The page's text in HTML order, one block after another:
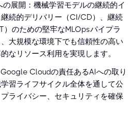
展開：機械学習モデルの継続的イ
続的デリバリー（CI/CD）、継続
）のための堅牢なMLOpsパイプラ
大規模な環境下でも信頼性の高い
なリソース利用を実現します。
Cloudの責任あるAIへの取り
習ライフサイクル全体を通して公
ライバシー、セキュリティを確保